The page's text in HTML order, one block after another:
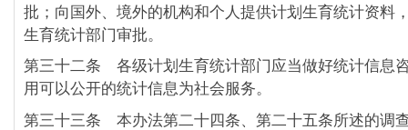
批；向国外、境外的机构和个人提供计划生育统计资料
生育统计部门审批。
第三十二条 各级计划生育统计部门应当做好统计信息
用可以公开的统计信息为社会服务。
第三十三条 本办法第二十四条、第二十五条所述的调